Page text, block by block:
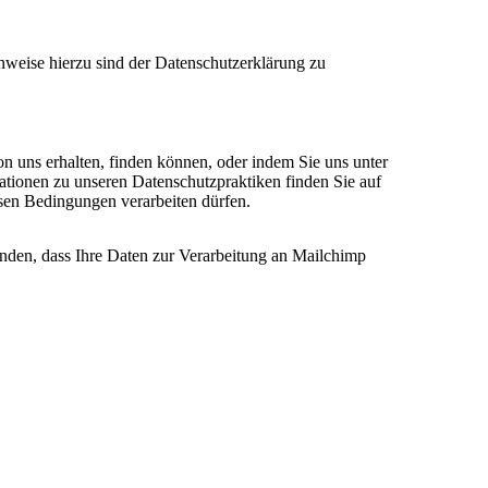
hierzu sind der Datenschutzerklärung zu
uns erhalten, finden können, oder indem Sie uns unter
zu unseren Datenschutzpraktiken finden Sie auf
Bedingungen verarbeiten dürfen.
dass Ihre Daten zur Verarbeitung an Mailchimp